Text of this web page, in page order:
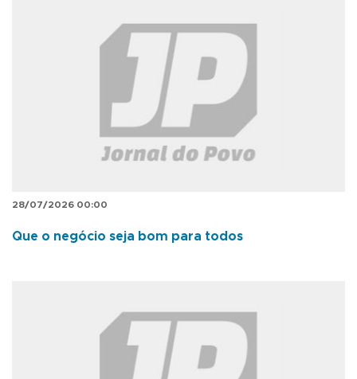
28/07/2026 00:00
Que o negócio seja bom para todos